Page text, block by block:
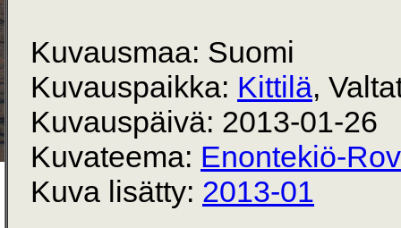
Kuvausmaa: Suomi
Kuvauspaikka: Kittilä,
Kuvauspäivä: 2013-01-26
Kuvateema: Enontekiö-
Kuva lisätty: 2013-01